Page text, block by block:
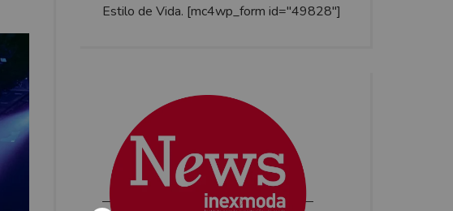
Estilo de Vida. [mc4wp_form id="49828"]